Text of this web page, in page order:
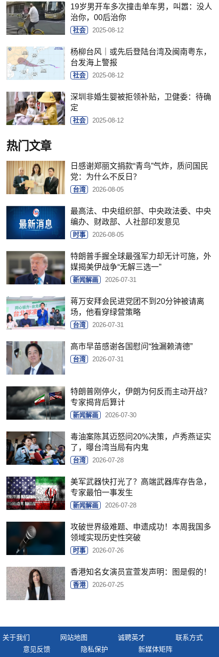
19岁男开车多次撞击单车男，叫嚣：没人
治你，00后治你
社会 2025-08-12
杨柳台风｜或先后登陆台湾及闽南粤东，
台发海上警报
社会 2025-08-12
深圳非婚生婴被拒领补贴，卫健委：待确
定
社会 2025-08-12
热门文章
日感谢郑丽文捐款“青鸟”气炸，质问国民
党：为什么不反日？
台湾 2026-08-05
最高法、中央组织部、中央政法委、中央
编办、财政部、人社部印发意见
时事 2026-08-05
特朗普手握全球最强军力却无计可施，外
媒揭美伊战争“无解三选一”
新闻解画 2026-07-31
蒋万安拜会民进党团不到20分钟被请离
场，他看穿绿营策略
台湾 2026-07-31
高市早苗感谢各国慰问“独漏赖清德”
台湾 2026-07-31
特朗普刚停火，伊朗为何反而主动开战？
专家揭背后算计
新闻解画 2026-07-30
毒油案陈其迈怒问20%决策，卢秀燕证实
了，曝台湾当局有内鬼
台湾 2026-07-28
美军武器快打光了？高端武器库存告急，
专家最怕一事发生
新闻解画 2026-07-28
攻破世界级难题、申遗成功！本周我国多
领域实现历史性突破
时事 2026-07-26
香港知名女演员宣萱发声明：图是假的！
香港 2026-07-25
关于我们 网站地图 诚聘英才
联系方式
意见反馈
隐私保护 新媒体矩阵